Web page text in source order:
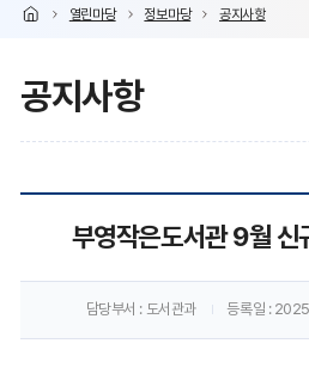
열린마당 정보마당 공지사항
공지사항
사
부영작은도서관 9월 신
담당부서 : 도서관과 등록일 :